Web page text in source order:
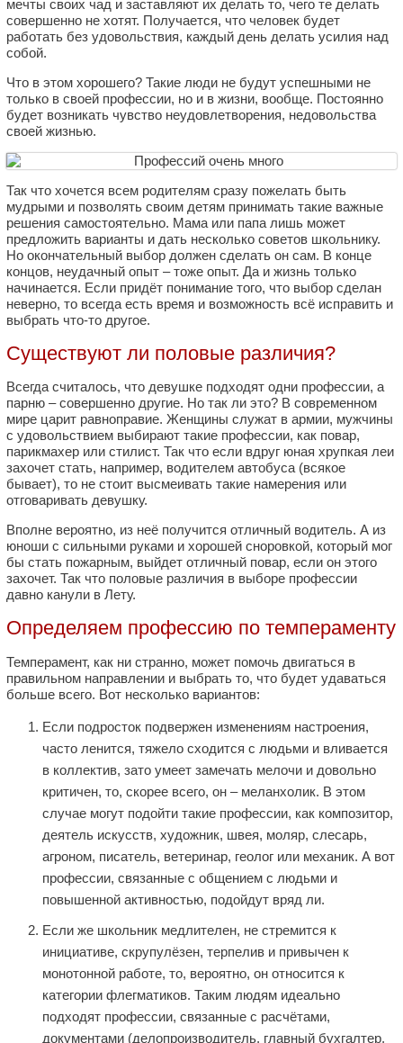
мечты своих чад и заставляют их делать то, чего те делать
совершенно не хотят. Получается, что человек будет
работать без удовольствия, каждый день делать усилия над
собой.
Что в этом хорошего? Такие люди не будут успешными не
только в своей профессии, но и в жизни, вообще. Постоянно
будет возникать чувство неудовлетворения, недовольства
своей жизнью.
Так что хочется всем родителям сразу пожелать быть
мудрыми и позволять своим детям принимать такие важные
решения самостоятельно. Мама или папа лишь может
предложить варианты и дать несколько советов школьнику.
Но окончательный выбор должен сделать он сам. В конце
концов, неудачный опыт – тоже опыт. Да и жизнь только
начинается. Если придёт понимание того, что выбор сделан
неверно, то всегда есть время и возможность всё исправить и
выбрать что-то другое.
Существуют ли половые различия?
Всегда считалось, что девушке подходят одни профессии, а
парню – совершенно другие. Но так ли это? В современном
мире царит равноправие. Женщины служат в армии, мужчины
с удовольствием выбирают такие профессии, как повар,
парикмахер или стилист. Так что если вдруг юная хрупкая леи
захочет стать, например, водителем автобуса (всякое
бывает), то не стоит высмеивать такие намерения или
отговаривать девушку.
Вполне вероятно, из неё получится отличный водитель. А из
юноши с сильными руками и хорошей сноровкой, который мог
бы стать пожарным, выйдет отличный повар, если он этого
захочет. Так что половые различия в выборе профессии
давно канули в Лету.
Определяем профессию по темпераменту
Темперамент, как ни странно, может помочь двигаться в
правильном направлении и выбрать то, что будет удаваться
больше всего. Вот несколько вариантов:
Если подросток подвержен изменениям настроения,
часто ленится, тяжело сходится с людьми и вливается
в коллектив, зато умеет замечать мелочи и довольно
критичен, то, скорее всего, он – меланхолик. В этом
случае могут подойти такие профессии, как композитор,
деятель искусств, художник, швея, моляр, слесарь,
агроном, писатель, ветеринар, геолог или механик. А вот
профессии, связанные с общением с людьми и
повышенной активностью, подойдут вряд ли.
Если же школьник медлителен, не стремится к
инициативе, скрупулёзен, терпелив и привычен к
монотонной работе, то, вероятно, он относится к
категории флегматиков. Таким людям идеально
подходят профессии, связанные с расчётами,
документами (делопроизводитель, главный бухгалтер,